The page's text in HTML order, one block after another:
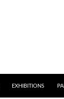
EXHIBITIONS